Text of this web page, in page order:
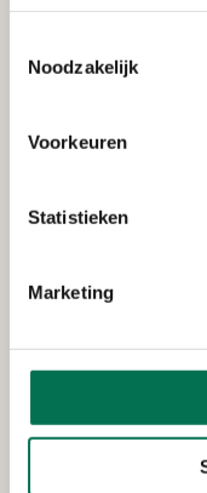
Noodzakelijk
Voorkeuren
Statistieken
Marketing
uitvoeren? Of
een vergunning